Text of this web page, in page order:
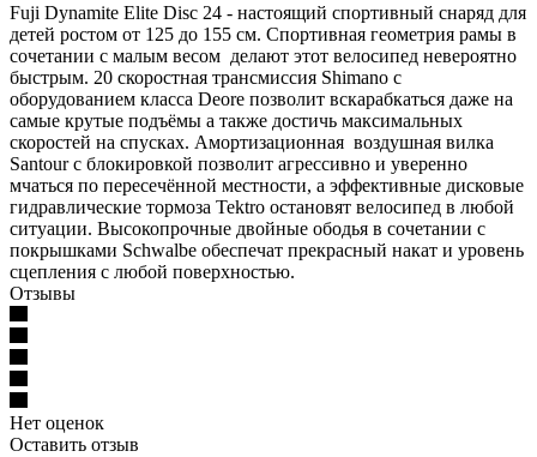
Fuji Dynamite Elite Disc 24 - настоящий спортивный снаряд для
детей ростом от 125 до 155 см. Спортивная геометрия рамы в
сочетании с малым весом делают этот велосипед невероятно
быстрым. 20 скоростная трансмиссия Shimano с
оборудованием класса Deore позволит вскарабкаться даже на
самые крутые подъёмы а также достичь максимальных
скоростей на спусках. Амортизационная воздушная вилка
Santour с блокировкой позволит агрессивно и уверенно
мчаться по пересечённой местности, а эффективные дисковые
гидравлические тормоза Tektro остановят велосипед в любой
ситуации. Высокопрочные двойные ободья в сочетании с
покрышками Schwalbe обеспечат прекрасный накат и уровень
сцепления с любой поверхностью.
Отзывы
Нет оценок
Оставить отзыв